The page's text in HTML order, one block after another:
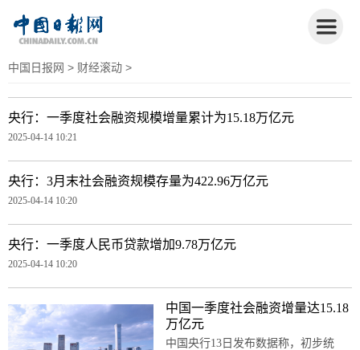
中国日报网 > 财经滚动 >
央行：一季度社会融资规模增量累计为15.18万亿元
2025-04-14 10:21
央行：3月末社会融资规模存量为422.96万亿元
2025-04-14 10:20
央行：一季度人民币贷款增加9.78万亿元
2025-04-14 10:20
中国一季度社会融资增量达15.18
万亿元
中国央行13日发布数据称，初步统